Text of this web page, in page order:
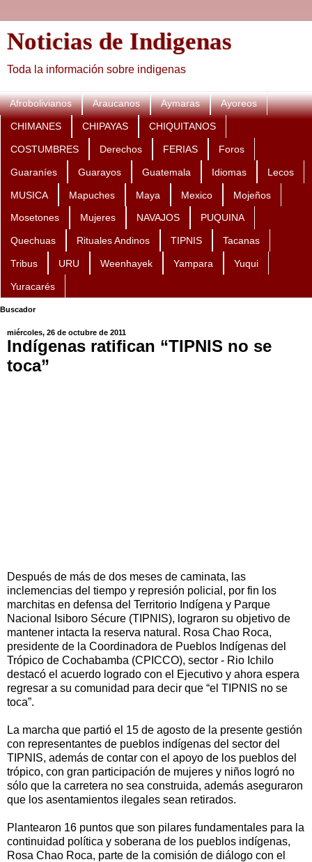
Noticias de Indigenas
Toda la información sobre indigenas
Afrobolivianos Araucanos Aymaras Ayoreos
CHIMANES CHIPAYAS CHIQUITANOS
COSTUMBRES Derechos FERIAS Foros
Guaraníes Guarayos Guatemala Idiomas Lecos
MUSICA Mapuches Maya Mexico Mojeños
Mosetones Mujeres NAVAJOS PUQUINA
Quechuas Rituales Andinos TIPNIS Tacanas
Tribus URU Weenhayek Yampara Yuqui
Yuracarés
Buscador
miércoles, 26 de octubre de 2011
Indígenas ratifican “TIPNIS no se
toca”
Después de más de dos meses de caminata, las
inclemencias del tiempo y represión policial, por fin los
marchitas en defensa del Territorio Indígena y Parque
Nacional Isiboro Sécure (TIPNIS), lograron su objetivo de
mantener intacta la reserva natural. Rosa Chao Roca,
presidente de la Coordinadora de Pueblos Indígenas del
Trópico de Cochabamba (CPICCO), sector - Rio Ichilo
destacó el acuerdo logrado con el Ejecutivo y ahora espera
regresar a su comunidad para decir que “el TIPNIS no se
toca”.
La marcha que partió el 15 de agosto de la presente gestión
con representantes de pueblos indígenas del sector del
TIPNIS, además de contar con el apoyo de los pueblos del
trópico, con gran participación de mujeres y niños logró no
sólo que la carretera no sea construida, además aseguraron
que los asentamientos ilegales sean retirados.
Plantearon 16 puntos que son pilares fundamentales para la
continuidad política y soberana de los pueblos indígenas,
Rosa Chao Roca, parte de la comisión de diálogo con el